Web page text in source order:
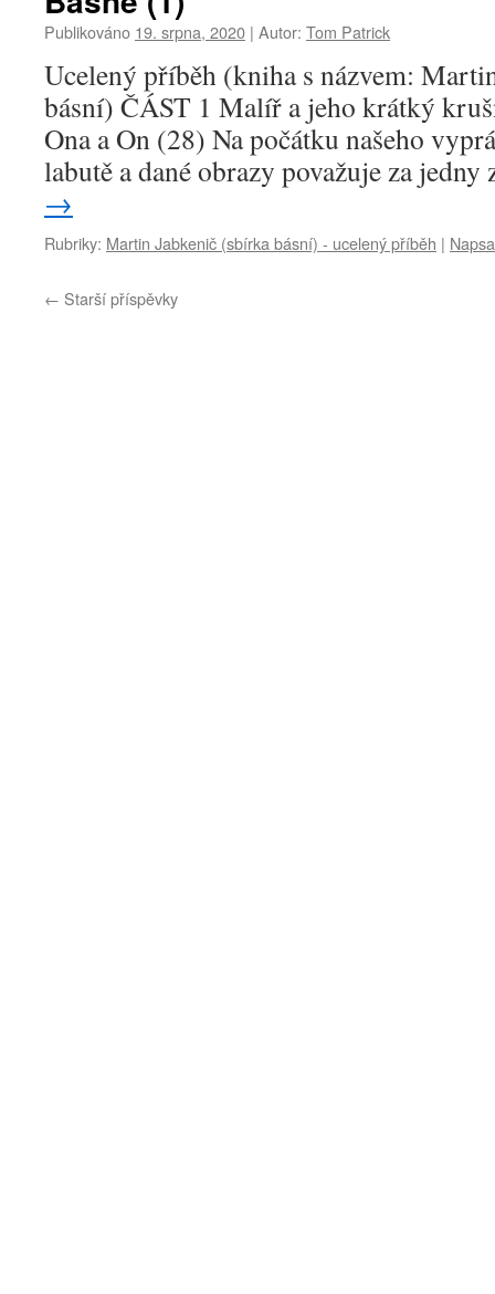
Publikováno 19. srpna, 2020 | Autor: Tom Patrick
Ucelený příběh (kniha s názvem:
básní) ČÁST 1 Malíř a jeho krátký
Ona a On (28) Na počátku našeho
labutě a dané obrazy považuje za
→
Rubriky: Martin Jabkenič (sbírka básní) - ucelený příběh |
← Starší příspěvky